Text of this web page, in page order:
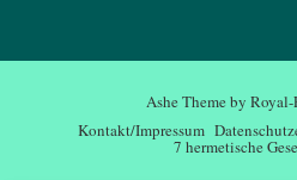
Ashe Theme by
Kontakt/Impressum
7 hermetische